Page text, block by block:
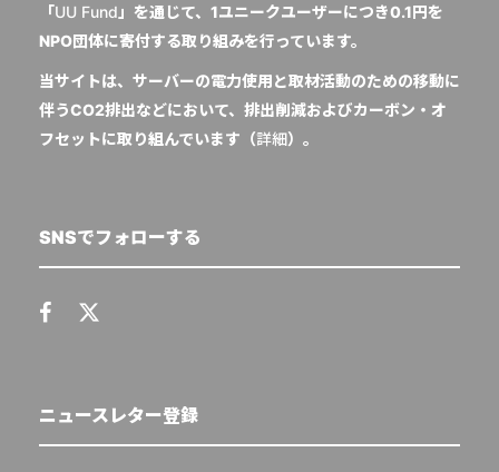
「UU Fund 」を通じて、1ユニークユーザーにつき0.1円を
NPO団体に寄付する取り組みを行っています。
当サイトは、サーバーの電力使用と取材活動のための移動に
伴うCO2排出などにおいて、排出削減およびカーボン・オ
フセットに取り組んでいます（詳細）。
SNSでフォローする
ニュースレター登録